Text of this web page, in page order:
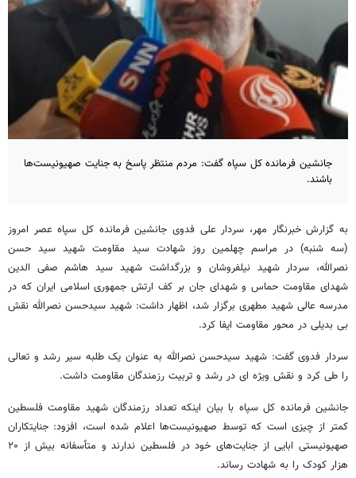
جانشین فرمانده کل سپاه گفت: مردم منتظر پاسخ به جنایت صهیونیست‌ها
باشند.
به گزارش خبرنگار مهر، سردار علی فدوی جانشین فرمانده کل سپاه عصر امروز
(سه شنبه) در مراسم چهلمین روز شهادت سید مقاومت شهید سید حسن
نصرالله، سردار شهید نیلفروشان و بزرگداشت شهید سید هاشم صفی الدین
شهدای مقاومت حماس و شهدای جان بر کف ارتش جمهوری اسلامی ایران که در
مدرسه عالی شهید مطهری برگزار شد، اظهار داشت: شهید سیدحسن نصرالله نقش
بی بدیلی در محور مقاومت ایفا کرد.
سردار فدوی گفت: شهید سیدحسن نصرالله به عنوان یک طلبه سیر رشد و تعالی
را طی کرد و نقش ویژه ای در رشد و تربیت رزمندگان مقاومت داشت.
جانشین فرمانده کل سپاه با بیان اینکه تعداد رزمندگان شهید مقاومت فلسطین
کمتر از چیزی است که توسط صهیونیست‌ها اعلام شده است، افزود: جنایتکاران
صهیونیستی ابایی از جنایت‌های خود در فلسطین ندارند و متأسفانه بیش از ۲۰
هزار کودک را به شهادت رساند.